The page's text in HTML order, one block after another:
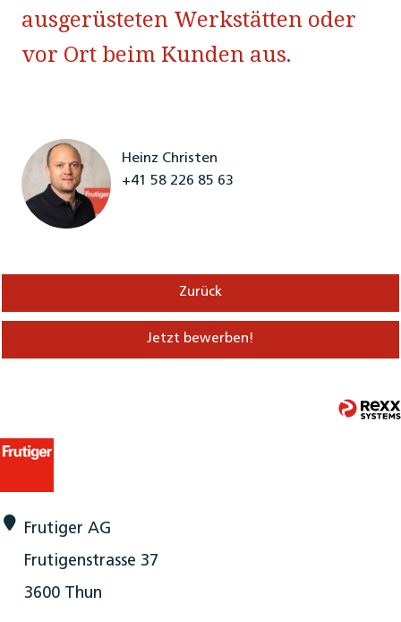
ausgerüsteten Werkstätten oder
vor Ort beim Kunden aus.
Heinz Christen
+41 58 226 85 63
Zurück
Jetzt bewerben!
Frutiger AG
Frutigenstrasse 37
3600 Thun